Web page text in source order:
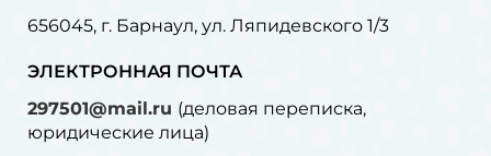
656045, г. Барнаул, ул. Ляпидевского 1/3
ЭЛЕКТРОННАЯ ПОЧТА
297501@mail.ru (деловая переписка,
юридические лица)